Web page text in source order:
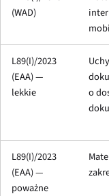
(WAD)
L89(I)/2023
(EAA) —
lekkie
o
L89(I)/2023
(EAA) —
poważne